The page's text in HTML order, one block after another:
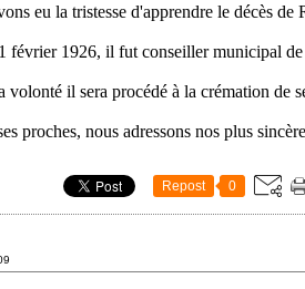
eu la tristesse d'apprendre le décès de
février 1926, il fut conseiller municipal
volonté il sera procédé à la crémation de
proches, nous adressons nos plus
Repost 0